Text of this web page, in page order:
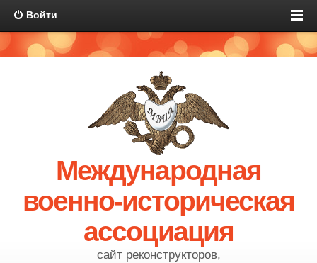
Войти
Международная
военно-историческая
ассоциация
сайт реконструкторов,